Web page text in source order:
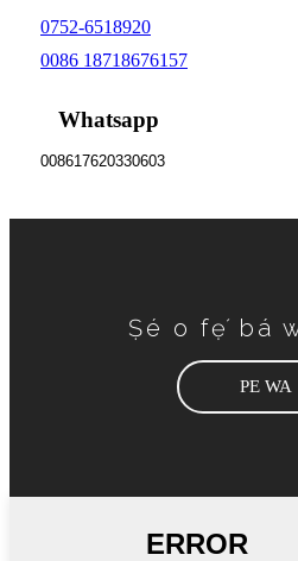
0752-6518920
0086 18718676157
Whatsapp
008617620330603
Ṣé o fẹ́ bá
PE WA